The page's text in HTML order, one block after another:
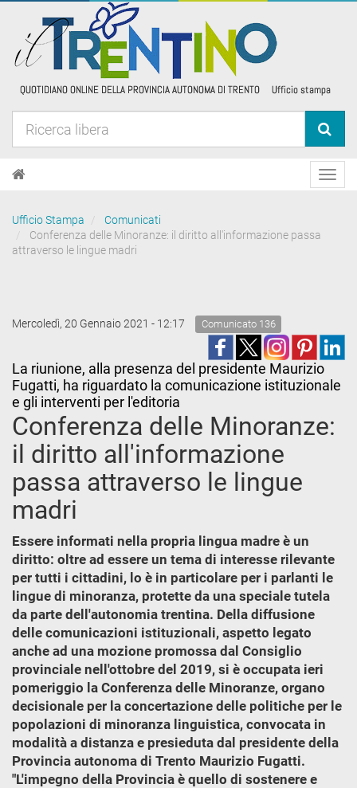
Ufficio Stampa
Comunicati
Conferenza delle Minoranze: il diritto all'informazione passa
attraverso le lingue madri
Mercoledì, 20 Gennaio 2021 - 12:17 Comunicato 136
La riunione, alla presenza del presidente Maurizio
Fugatti, ha riguardato la comunicazione istituzionale
e gli interventi per l'editoria
Conferenza delle Minoranze:
il diritto all'informazione
passa attraverso le lingue
madri
Essere informati nella propria lingua madre è un
diritto: oltre ad essere un tema di interesse rilevante
per tutti i cittadini, lo è in particolare per i parlanti le
lingue di minoranza, protette da una speciale tutela
da parte dell'autonomia trentina. Della diffusione
delle comunicazioni istituzionali, aspetto legato
anche ad una mozione promossa dal Consiglio
provinciale nell'ottobre del 2019, si è occupata ieri
pomeriggio la Conferenza delle Minoranze, organo
decisionale per la concertazione delle politiche per le
popolazioni di minoranza linguistica, convocata in
modalità a distanza e presieduta dal presidente della
Provincia autonoma di Trento Maurizio Fugatti.
"L'impegno della Provincia è quello di sostenere e